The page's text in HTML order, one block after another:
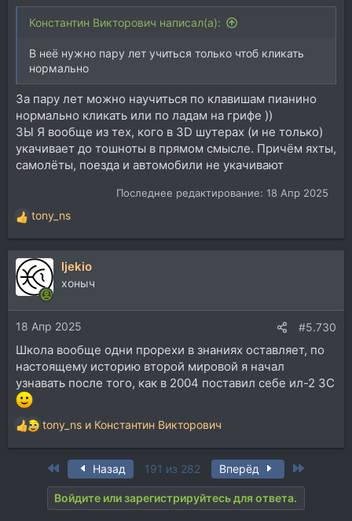
Константин Викторович написал(а):
В неё нужно пару лет учиться только чтоб кликать
нормально
За пару лет можно научиться по клавишам пианино
нормально кликать или по ладам на грифе ))
ЗЫ Я вообще из тех, кого в 3D шутерах (и не только)
укачивает до тошноты в прямом смысле. Причём яхты,
самолёты, поезда и автомобили не укачивают
Последнее редактирование: 18 Апр 2025
Р
е
а
к
ц
и
и
:
tony_ns
ljekio
хоныч
18 Апр 2025 #5.730
Школа вообще одни прорехи в знаниях оставляет, по
настоящему историю второй мировой я начал
узнавать после того, как в 2004 поставил себе ил-2 ЗС
Р
е
tony_ns и Константин Викторович
First Назад 191 из 282 Вперёд
Войдите или зарегистрируйтесь для ответа.